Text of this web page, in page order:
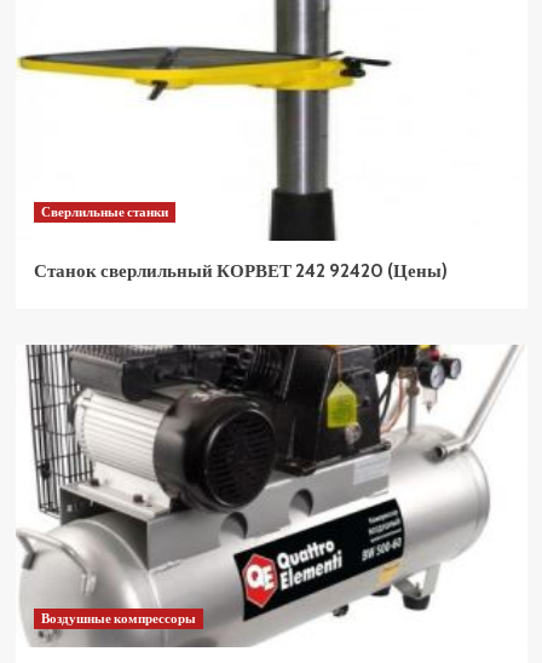
Сверлильные станки
Станок сверлильный КОРВЕТ 242 92420 (Цены)
Воздушные компрессоры